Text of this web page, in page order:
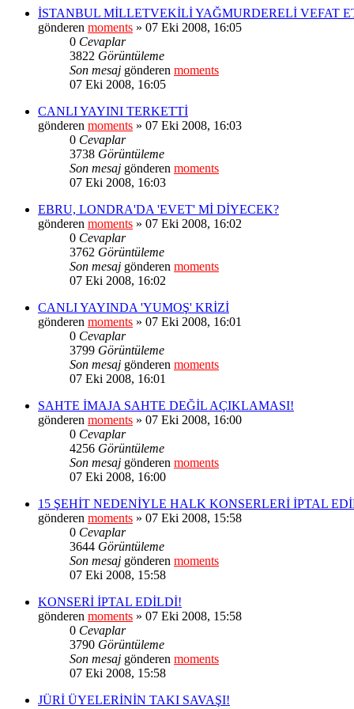
İSTANBUL MİLLETVEKİLİ YAĞMURDERELİ VEFAT
gönderen moments » 07 Eki 2008, 16:05
0 Cevaplar
3822 Görüntüleme
Son mesaj gönderen moments
07 Eki 2008, 16:05
CANLI YAYINI TERKETTİ
gönderen moments » 07 Eki 2008, 16:03
0 Cevaplar
3738 Görüntüleme
Son mesaj gönderen moments
07 Eki 2008, 16:03
EBRU, LONDRA'DA 'EVET' Mİ DİYECEK?
gönderen moments » 07 Eki 2008, 16:02
0 Cevaplar
3762 Görüntüleme
Son mesaj gönderen moments
07 Eki 2008, 16:02
CANLI YAYINDA 'YUMOŞ' KRİZİ
gönderen moments » 07 Eki 2008, 16:01
0 Cevaplar
3799 Görüntüleme
Son mesaj gönderen moments
07 Eki 2008, 16:01
SAHTE İMAJA SAHTE DEĞİL AÇIKLAMASI!
gönderen moments » 07 Eki 2008, 16:00
0 Cevaplar
4256 Görüntüleme
Son mesaj gönderen moments
07 Eki 2008, 16:00
15 ŞEHİT NEDENİYLE HALK KONSERLERİ İPTAL
gönderen moments » 07 Eki 2008, 15:58
0 Cevaplar
3644 Görüntüleme
Son mesaj gönderen moments
07 Eki 2008, 15:58
KONSERİ İPTAL EDİLDİ!
gönderen moments » 07 Eki 2008, 15:58
0 Cevaplar
3790 Görüntüleme
Son mesaj gönderen moments
07 Eki 2008, 15:58
JÜRİ ÜYELERİNİN TAKI SAVAŞI!